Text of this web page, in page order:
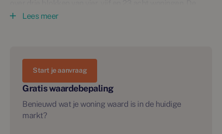
ruimte is slim en verrassend efficiënt ingedeeld, zodat elk
ongeveer 92 m² tot 144 m2 en kavels variërend van circa
112 m² tot 347 m², bieden deze woningen alle ruimte die je
nodig hebt.
De hoekwoning van model Populier biedt talloze
mogelijkheden. Met een breedte van 5,64 tot 6,24 meter
Lees meer
Gratis waardebepaling
Benieuwd wat je woning waard is in de huidige
markt?
Start je aanvraag